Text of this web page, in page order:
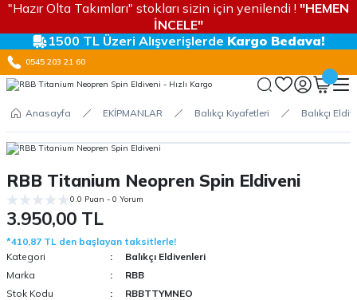
"Hazır Olta Takımları" stokları sizin için yenilendi ! "HEMEN
İNCELE"
1500 TL Üzeri Alışverişlerde Kargo Bedava!
0545 203 21 60
Anasayfa EKİPMANLAR Balıkçı Kıyafetleri Balıkçı
RBB Titanium Neopren Spin Eldiveni
0.0 Puan - 0 Yorum
3.950,00 TL
*410,87 TL den başlayan taksitlerle!
Kategori
Balıkçı Eldivenleri
Marka
RBB
Stok Kodu
RBBTTYMNEO